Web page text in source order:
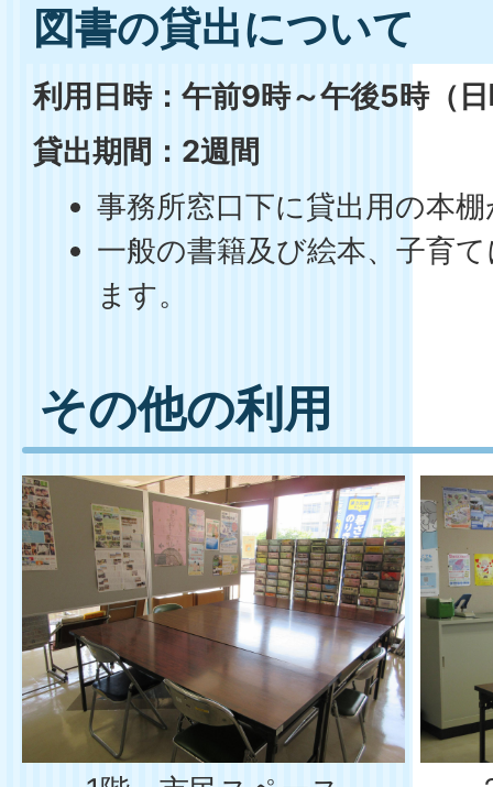
図書の貸出について
利用日時：午前9時～午後5時（
貸出期間：2週間
事務所窓口下に貸出用の本
一般の書籍及び絵本、子育
ます。
その他の利用